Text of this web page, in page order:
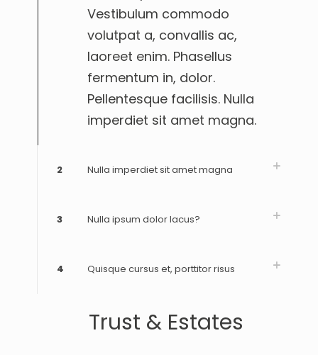
Vestibulum commodo
volutpat a, convallis ac,
laoreet enim. Phasellus
fermentum in, dolor.
Pellentesque facilisis. Nulla
imperdiet sit amet magna.
2 Nulla imperdiet sit amet magna
3 Nulla ipsum dolor lacus?
4 Quisque cursus et, porttitor risus
Trust & Estates